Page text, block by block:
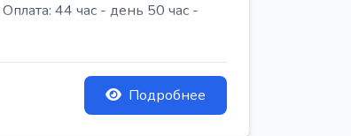
44 час - день 50 час -
Подробнее